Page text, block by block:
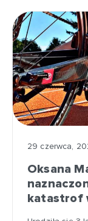
29 czerwca,
Oksana
katastrof